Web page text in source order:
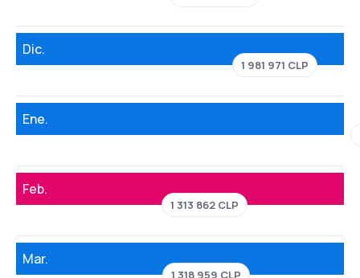
Dic.
1 981 971 CLP
Ene.
Feb.
1 313 862 CLP
Mar.
1 318 959 CLP